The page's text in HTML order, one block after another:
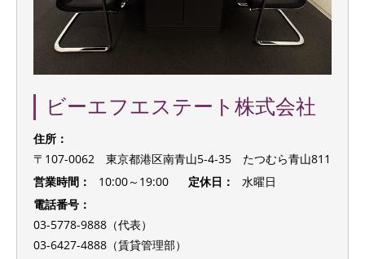
ビーエフエステート株式会社
住所：
〒107-0062 東京都港区南青山5-4-35 たつむら青山811
営業時間：
10:00～19:00 定休日：
水曜日
電話番号：
03-5778-9888（代表）
03-6427-4888（賃貸管理部）